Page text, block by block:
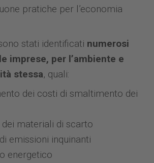
pratiche per l’economia
stati identificati numerosi
imprese, per l’ambiente e
stessa, quali:
dei costi di smaltimento dei
dei materiali di scarto
emissioni inquinanti
energetico